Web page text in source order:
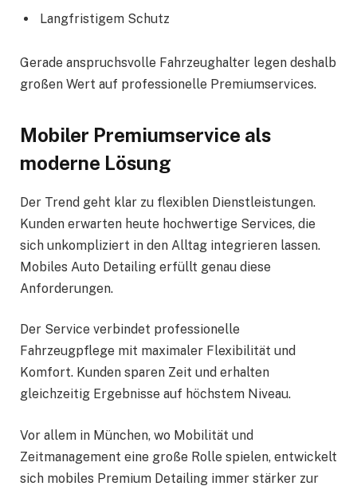
Langfristigem Schutz
Gerade anspruchsvolle Fahrzeughalter legen deshalb
großen Wert auf professionelle Premiumservices.
Mobiler Premiumservice als
moderne Lösung
Der Trend geht klar zu flexiblen Dienstleistungen.
Kunden erwarten heute hochwertige Services, die
sich unkompliziert in den Alltag integrieren lassen.
Mobiles Auto Detailing erfüllt genau diese
Anforderungen.
Der Service verbindet professionelle
Fahrzeugpflege mit maximaler Flexibilität und
Komfort. Kunden sparen Zeit und erhalten
gleichzeitig Ergebnisse auf höchstem Niveau.
Vor allem in München, wo Mobilität und
Zeitmanagement eine große Rolle spielen, entwickelt
sich mobiles Premium Detailing immer stärker zur